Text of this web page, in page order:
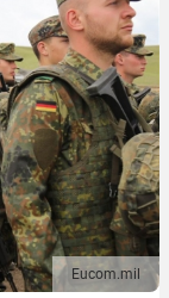
Eucom.mil